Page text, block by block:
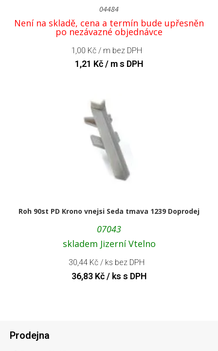
04484
Není na skladě, cena a termín bude upřesněn
po nezávazné objednávce
1,00 Kč / m bez DPH
1,21 Kč/ m s DPH
Roh 90st PD Krono vnejsi Seda tmava 1239 Doprodej
07043
skladem Jizerní Vtelno
30,44 Kč / ks bez DPH
36,83 Kč/ ks s DPH
Prodejna